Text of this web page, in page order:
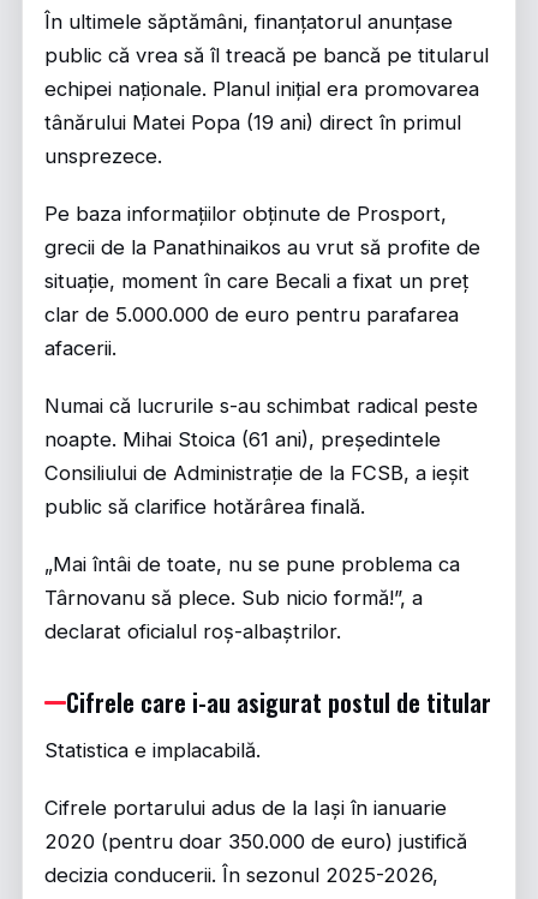
În ultimele săptămâni, finanțatorul anunțase
public că vrea să îl treacă pe bancă pe titularul
echipei naționale. Planul inițial era promovarea
tânărului Matei Popa (19 ani) direct în primul
unsprezece.
Pe baza informațiilor obținute de Prosport,
grecii de la Panathinaikos au vrut să profite de
situație, moment în care Becali a fixat un preț
clar de 5.000.000 de euro pentru parafarea
afacerii.
Numai că lucrurile s-au schimbat radical peste
noapte. Mihai Stoica (61 ani), președintele
Consiliului de Administrație de la FCSB, a ieșit
public să clarifice hotărârea finală.
„Mai întâi de toate, nu se pune problema ca
Târnovanu să plece. Sub nicio formă!”, a
declarat oficialul roș-albaștrilor.
Cifrele care i-au asigurat postul de titular
Statistica e implacabilă.
Cifrele portarului adus de la Iași în ianuarie
2020 (pentru doar 350.000 de euro) justifică
decizia conducerii. În sezonul 2025-2026,